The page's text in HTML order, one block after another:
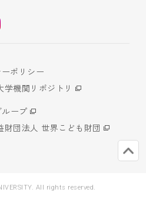
ポリシー
学機関リポジトリ
ープ
財団法人 世界こども財団
All rights reserved.